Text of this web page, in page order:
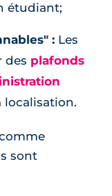
étudiant;
: Les
des plafonds
localisation.
sont